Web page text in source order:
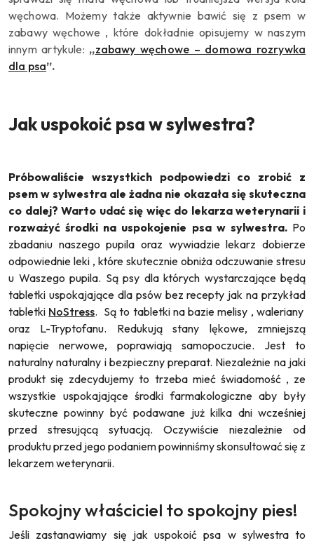
węchowa. Możemy także aktywnie bawić się z psem w
zabawy węchowe , które dokładnie opisujemy w naszym
innym artykule: ,,zabawy węchowe – domowa rozrywka
dla psa”.
Jak uspokoić psa w sylwestra?
Próbowaliście wszystkich podpowiedzi co zrobić z
psem w sylwestra ale żadna nie okazała się skuteczna
co dalej? Warto udać się więc do lekarza weterynarii i
rozważyć środki na uspokojenie psa w sylwestra.Po
zbadaniu naszego pupila oraz wywiadzie lekarz dobierze
odpowiednie leki , które skutecznie obniża odczuwanie stresu
u Waszego pupila. Są psy dla których wystarczające będą
tabletki uspokajające dla psów bez recepty jak na przykład
tabletki NoStress. Są to tabletki na bazie melisy , waleriany
oraz L-Tryptofanu. Redukują stany lękowe, zmniejszą
napięcie nerwowe, poprawiają samopoczucie. Jest to
naturalny naturalny i bezpieczny preparat. Niezależnie na jaki
produkt się zdecydujemy to trzeba mieć świadomość , ze
wszystkie uspokajające środki farmakologiczne aby były
skuteczne powinny być podawane już kilka dni wcześniej
przed stresującą sytuacją. Oczywiście niezależnie od
produktu przed jego podaniem powinniśmy skonsultować się z
lekarzem weterynarii.
Spokojny właściciel to spokojny pies!
Jeśli zastanawiamy się jak uspokoić psa w sylwestra to